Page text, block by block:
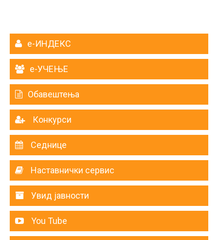
е-ИНДЕКС
е-УЧЕЊЕ
Обавештења
Конкурси
Седнице
Наставнички сервис
Увид јавности
You Tube